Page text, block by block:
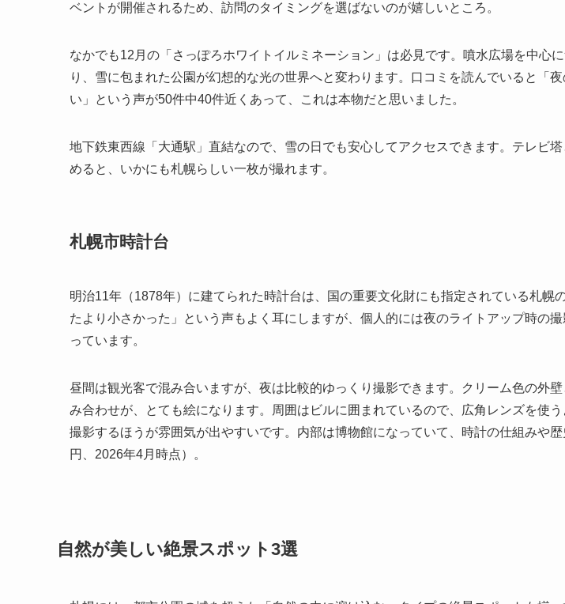
ベントが開催されるため、訪問のタイミングを選ばないのが嬉しいところ。
なかでも12月の「さっぽろホワイトイルミネーション」は必見です。噴水広場を中心
り、雪に包まれた公園が幻想的な光の世界へと変わります。口コミを読んでいると「
い」という声が50件中40件近くあって、これは本物だと思いました。
地下鉄東西線「大通駅」直結なので、雪の日でも安心してアクセスできます。テレビ
めると、いかにも札幌らしい一枚が撮れます。
札幌市時計台
明治11年（1878年）に建てられた時計台は、国の重要文化財にも指定されている札幌
たより小さかった」という声もよく耳にしますが、個人的には夜のライトアップ時の
っています。
昼間は観光客で混み合いますが、夜は比較的ゆっくり撮影できます。クリーム色の外
み合わせが、とても絵になります。周囲はビルに囲まれているので、広角レンズを使
撮影するほうが雰囲気が出やすいです。内部は博物館になっていて、時計の仕組みや
円、2026年4月時点）。
自然が美しい絶景スポット3選